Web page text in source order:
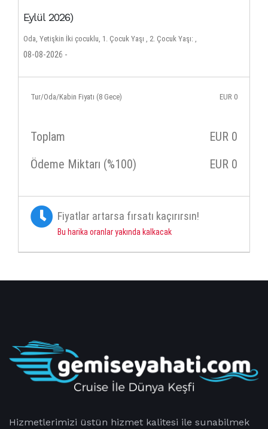
Eylül 2026)
Oda, Yetişkin İki çocuklu, 1. Çocuk Yaşı , 2. Çocuk Yaşı: ,
08-08-2026 -
Tur/Oda/Kabin Fiyatı (8 Gece) EUR 0
Toplam EUR 0
Ödeme Miktarı (%100)
EUR 0
Fiyatlar artarsa fırsatı kaçırırsın!
Bu harika oranlar yakında kalkacak
Hizmetlerimizi üstün hizmet kalitesi ile sunabilmek